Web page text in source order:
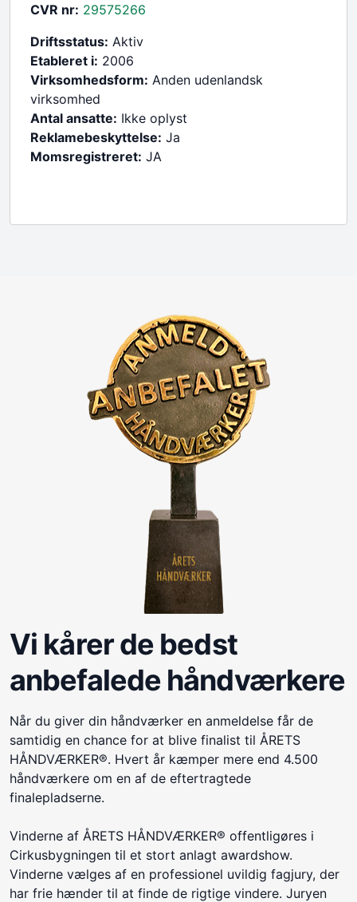
CVR nr: 29575266
Driftsstatus: Aktiv
Etableret i: 2006
Virksomhedsform: Anden udenlandsk
virksomhed
Antal ansatte: Ikke oplyst
Reklamebeskyttelse: Ja
Momsregistreret: JA
Vi kårer de bedst
anbefalede håndværkere
Når du giver din håndværker en anmeldelse får de
samtidig en chance for at blive finalist til ÅRETS
HÅNDVÆRKER®. Hvert år kæmper mere end 4.500
håndværkere om en af de eftertragtede
finalepladserne.
Vinderne af ÅRETS HÅNDVÆRKER® offentligøres i
Cirkusbygningen til et stort anlagt awardshow.
Vinderne vælges af en professionel uvildig fagjury, der
har frie hænder til at finde de rigtige vindere. Juryen